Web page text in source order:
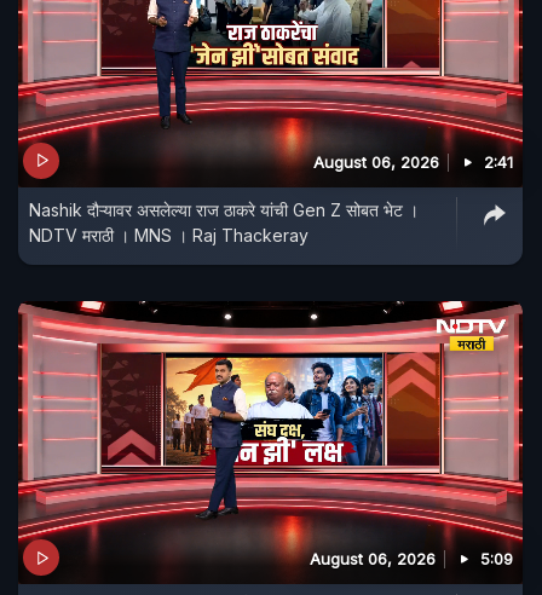
August 06, 2026 2:41
Nashik दौऱ्यावर असलेल्या राज ठाकरे यांची Gen Z सोबत भेट ।
NDTV मराठी । MNS । Raj Thackeray
August 06, 2026 5:09